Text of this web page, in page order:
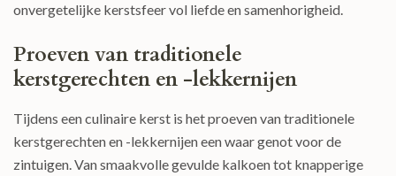
onvergetelijke kerstsfeer vol liefde en samenhorigheid.
Proeven van traditionele
kerstgerechten en -lekkernijen
Tijdens een culinaire kerst is het proeven van traditionele
kerstgerechten en -lekkernijen een waar genot voor de
zintuigen. Van smaakvolle gevulde kalkoen tot knapperige